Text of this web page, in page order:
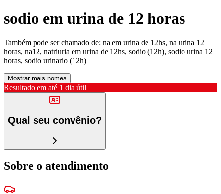
sodio em urina de 12 horas
Também pode ser chamado de: na em urina de 12hs, na urina 12
horas, na12, natriuria em urina de 12hs, sodio (12h), sodio urina 12
horas, sodio urinario (12h)
Mostrar mais nomes
Resultado em até 1 dia útil
Qual seu convênio?
Sobre o atendimento